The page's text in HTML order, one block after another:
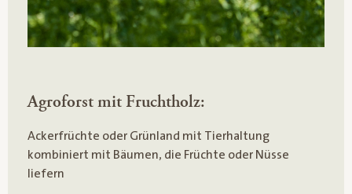
Agroforst mit Fruchtholz:
Ackerfrüchte oder Grünland mit Tierhaltung
kombiniert mit Bäumen, die Früchte oder Nüsse
liefern